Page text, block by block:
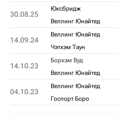
30.08.25
Юксбридж
Веллинг Юнайтед
14.09.24
Веллинг Юнайтед
Чэтхэм Таун
14.10.23
Борхэм Вуд
Веллинг Юнайтед
04.10.23
Веллинг Юнайтед
Госпорт Боро